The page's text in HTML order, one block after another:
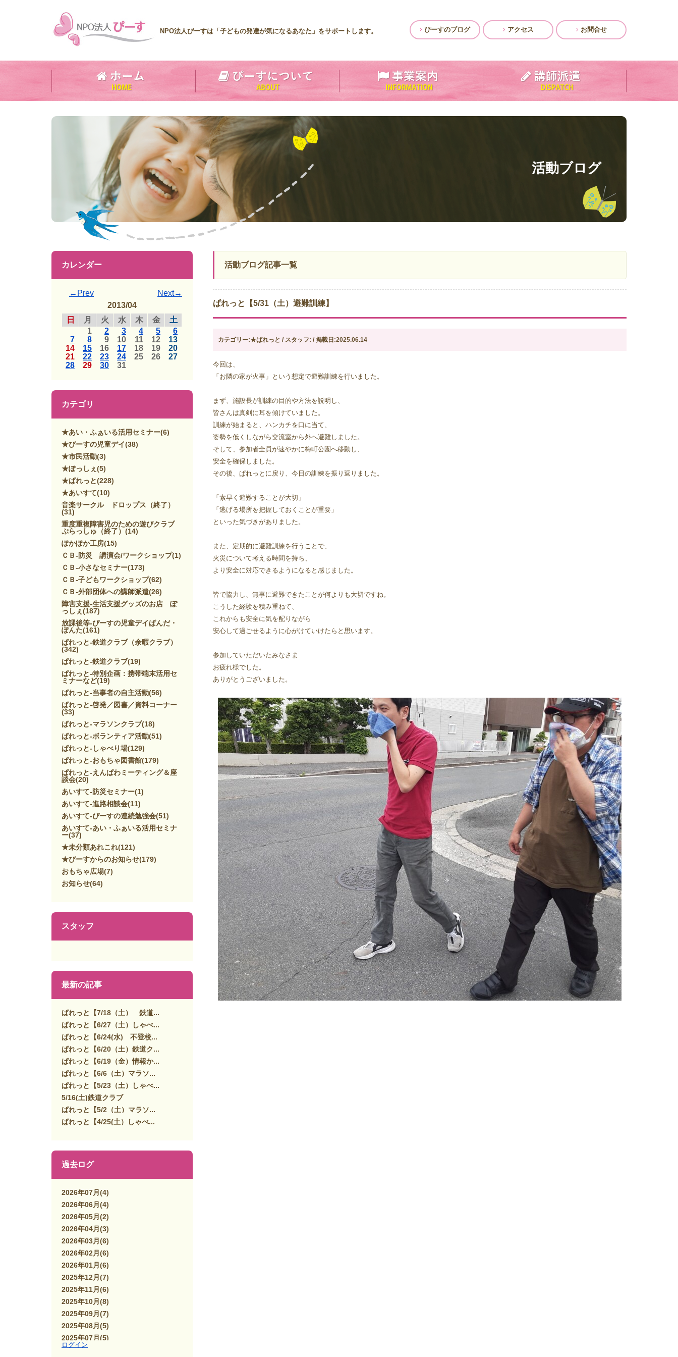
NPO法人ぴーすは「子どもの発達が気になるあなた」をサポートします。 ぴーすのブログ アクセス お問合せ
活動ブログ
活動ブログ記事一覧
ぱれっと【5/31（土）避難訓練】
カテゴリー:★ぱれっと / スタッフ: / 掲載日:2025.06.14
今回は、
「お隣の家が火事」という想定で避難訓練を行いました。
まず、施設長が訓練の目的や方法を説明し、
皆さんは真剣に耳を傾けていました。
訓練が始まると、ハンカチを口に当て、
姿勢を低くしながら交流室から外へ避難しました。
そして、参加者全員が速やかに梅町公園へ移動し、
安全を確保しました。
その後、ぱれっとに戻り、今日の訓練を振り返りました。
「素早く避難することが大切」
「逃げる場所を把握しておくことが重要」
といった気づきがありました。
また、定期的に避難訓練を行うことで、
火災について考える時間を持ち、
より安全に対応できるようになると感じました。
皆で協力し、無事に避難できたことが何よりも大切ですね。
こうした経験を積み重ねて、
これからも安全に気を配りながら
安心して過ごせるように心がけていけたらと思います。
参加していただいたみなさま
お疲れ様でした。
ありがとうございました。
カレンダー
←Prev
Next→
2013/04
日
月 火 水 木 金
土
1
2 3 4 5
6
7
8 9 10 11 12
13
14
15 16 17 18 19
20
21
22 23 24 25 26
27
28
29 30 31
カテゴリ
★あい・ふぁいる活用セミナー(6)
★ぴーすの児童デイ(38)
★市民活動(3)
★ぽっしぇ (5)
★ぱれっと(228)
★あいすて(10)
音楽サークル ドロップス（終了）
(31)
重度重複障害児のための遊びクラブ
ぷらっしゅ（終了） (14)
ぽかぽか工房(15)
ＣＢ-防災 講演会/ワークショップ(1)
ＣＢ-小さなセミナー(173)
ＣＢ-子どもワークショップ(62)
ＣＢ-外部団体への講師派遣(26)
障害支援-生活支援グッズのお店 ぽ
っしぇ (187)
放課後等-ぴーすの児童デイぱんだ・
ぽんた(161)
ぱれっと-鉄道クラブ（余暇クラブ）
(342)
ぱれっと-鉄道クラブ(19)
ぱれっと-特別企画：携帯端末活用セ
ミナーなど(19)
ぱれっと-当事者の自主活動(56)
ぱれっと-啓発／図書／資料コーナー
(33)
ぱれっと-マラソンクラブ(18)
ぱれっと-ボランティア活動(51)
ぱれっと-しゃべり場(129)
ぱれっと-おもちゃ図書館(179)
ぱれっと-えんぱわミーティング＆座
談会(20)
あいすて-防災セミナー(1)
あいすて-進路相談会(11)
あいすて-ぴーすの連続勉強会(51)
あいすて-あい・ふぁいる活用セミナ
ー(37)
★未分類あれこれ(121)
★ぴーすからのお知らせ(179)
おもちゃ広場(7)
お知らせ(64)
スタッフ
最新の記事
ぱれっと【7/18（土） 鉄道...
ぱれっと【6/27（土）しゃべ...
ぱれっと【6/24(水) 不登校...
ぱれっと【6/20（土）鉄道ク...
ぱれっと【6/19（金）情報か...
ぱれっと【6/6（土）マラソ...
ぱれっと【5/23（土）しゃべ...
5/16(土)鉄道クラブ
ぱれっと【5/2（土）マラソ...
ぱれっと【4/25(土）しゃべ...
過去ログ
2026年07月 (4)
2026年06月 (4)
2026年05月 (2)
2026年04月 (3)
2026年03月 (6)
2026年02月 (6)
2026年01月 (6)
2025年12月 (7)
2025年11月 (6)
2025年10月 (8)
2025年09月 (7)
2025年08月 (5)
2025年07月 (5)
2025年06月
ログイン